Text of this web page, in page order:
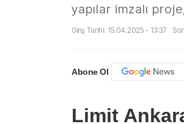
yapılar imzalı
Giriş Tarihi: 15.04.2025 - 13:37
Abone Ol
Limit